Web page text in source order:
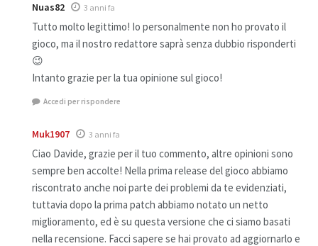
Nuas82 3 anni fa
Tutto molto legittimo! Io personalmente non ho provato il
gioco, ma il nostro redattore saprà senza dubbio risponderti
😉
Intanto grazie per la tua opinione sul gioco!
Accedi per rispondere
Muk1907 3 anni fa
Ciao Davide, grazie per il tuo commento, altre opinioni sono
sempre ben accolte! Nella prima release del gioco abbiamo
riscontrato anche noi parte dei problemi da te evidenziati,
tuttavia dopo la prima patch abbiamo notato un netto
miglioramento, ed è su questa versione che ci siamo basati
nella recensione. Facci sapere se hai provato ad aggiornarlo e